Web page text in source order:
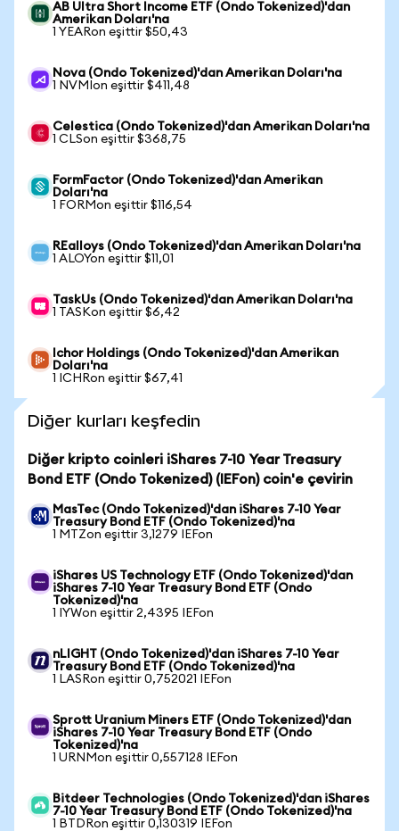
AB Ultra Short Income ETF (Ondo Tokenized)'dan
Amerikan Doları'na
1 YEARon eşittir $50,43
Nova (Ondo Tokenized)'dan Amerikan Doları'na
1 NVMIon eşittir $411,48
Celestica (Ondo Tokenized)'dan Amerikan Doları'na
1 CLSon eşittir $368,75
FormFactor (Ondo Tokenized)'dan Amerikan
Doları'na
1 FORMon eşittir $116,54
REalloys (Ondo Tokenized)'dan Amerikan Doları'na
1 ALOYon eşittir $11,01
TaskUs (Ondo Tokenized)'dan Amerikan Doları'na
1 TASKon eşittir $6,42
Ichor Holdings (Ondo Tokenized)'dan Amerikan
Doları'na
1 ICHRon eşittir $67,41
Diğer kurları keşfedin
Diğer kripto coinleri iShares 7-10 Year Treasury
Bond ETF (Ondo Tokenized) (IEFon) coin'e çevirin
MasTec (Ondo Tokenized)'dan iShares 7-10 Year
Treasury Bond ETF (Ondo Tokenized)'na
1 MTZon eşittir 3,1279 IEFon
iShares US Technology ETF (Ondo Tokenized)'dan
iShares 7-10 Year Treasury Bond ETF (Ondo
Tokenized)'na
1 IYWon eşittir 2,4395 IEFon
nLIGHT (Ondo Tokenized)'dan iShares 7-10 Year
Treasury Bond ETF (Ondo Tokenized)'na
1 LASRon eşittir 0,752021 IEFon
Sprott Uranium Miners ETF (Ondo Tokenized)'dan
iShares 7-10 Year Treasury Bond ETF (Ondo
Tokenized)'na
1 URNMon eşittir 0,557128 IEFon
Bitdeer Technologies (Ondo Tokenized)'dan iShares
7-10 Year Treasury Bond ETF (Ondo Tokenized)'na
1 BTDRon eşittir 0,130319 IEFon